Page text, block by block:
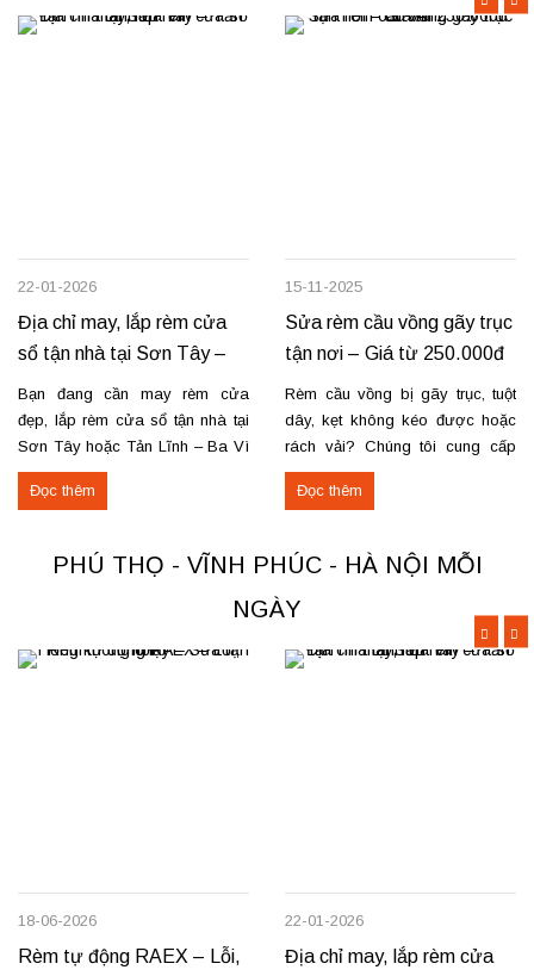
22-01-2026
Địa chỉ may, lắp rèm cửa
sổ tận nhà tại Sơn Tây –
Tản Lĩnh Ba Vì
Bạn đang cần may rèm cửa
đẹp, lắp rèm cửa sổ tận nhà tại
Sơn Tây hoặc Tản Lĩnh – Ba Vì
với giá hợp lý? Chúng tôi
chuyên may rèm theo yêu cầu,
tiến độ. Thực tế, chúng tôi vừa
hoàn thiện thi công rèm...
Đọc thêm
15-11-2025
Sửa rèm cầu vồng gãy trục
tận nơi – Giá từ 250.000đ
có VAT
Rèm cầu vồng bị gãy trục, tuột
dây, kẹt không kéo được hoặc
rách vải? Chúng tôi cung cấp
dịch vụ sửa rèm cầu vồng tận
nơi, đảm bảo rèm hoạt động trơn
cấu kéo để rèm mở – đóng êm
Thay dây...
Đọc thêm
PHÚ THỌ - VĨNH PHÚC - HÀ NỘI MỖI
NGÀY
18-06-2026
Rèm tự động RAEX – Lỗi,
22-01-2026
Địa chỉ may, lắp rèm cửa